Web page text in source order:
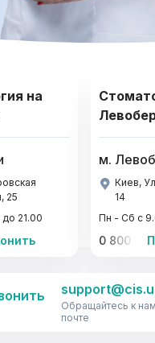
на
25
21.00
22-77, +38(095)-441-22-
м.
Киев,
14
Пн - Сб с
0 800
12
Обращайтесь к
почте